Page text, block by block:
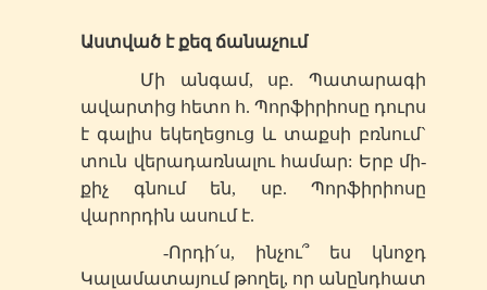
Աստված է քեզ ճանաչում
Մի անգամ, սբ. Պատարագի
ավարտից հետո հ. Պորֆիրիոսը դուրս
է գալիս եկեղեցուց և տաքսի բռնում`
տուն վերադառնալու համար: Երբ մի-
քիչ գնում են, սբ. Պորֆիրիոսը
վարորդին ասում է.
-Որդի՛ս, ինչու՞ ես կնոջդ
Կալամատայում թողել, որ անընդհատ